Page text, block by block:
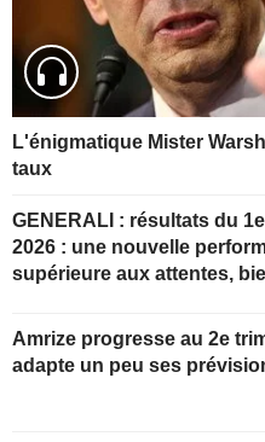
L'énigmatique Mister
taux
GENERALI : résultats du 1er semestre
2026 : une nouvelle
supérieure aux attentes,
Amrize progresse au 2e
adapte un peu ses